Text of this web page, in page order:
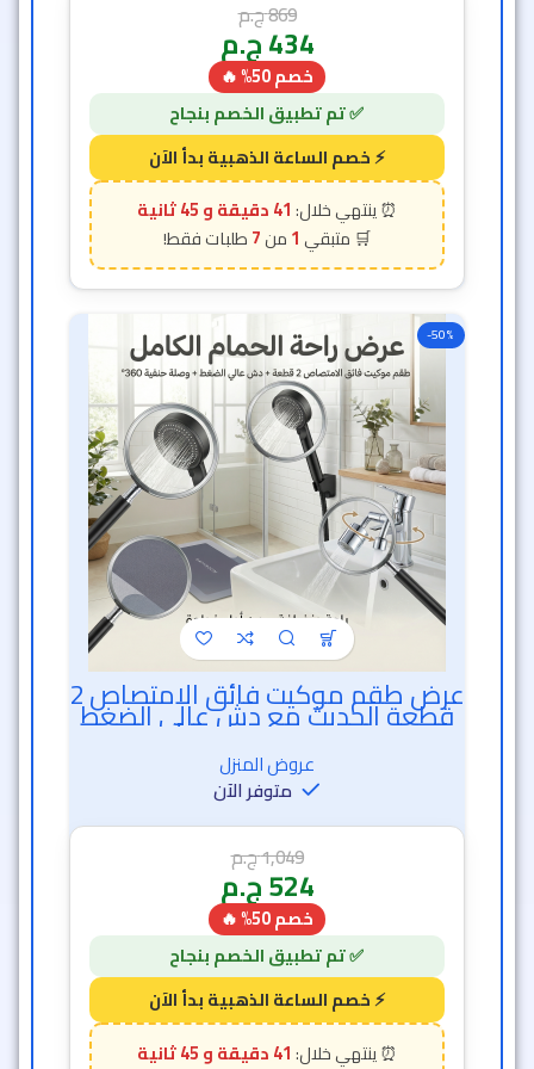
869ج.م
434ج.م
خصم 50% 🔥
41 دقيقة و 42 ثانية
1
7
-50%
خصم الساعة الذهبية عرض طقم موكيت فائق الامتصاص 2قطعة الحديث مع دش عالي الضغط
الحديث و وصلة حنفية 360 درجة
عروض المنزل
متوفر الآن
1,049ج.م
524ج.م
خصم 50% 🔥
41 دقيقة و 42 ثانية